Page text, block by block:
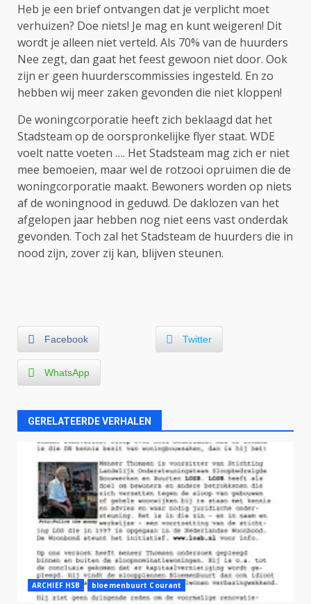
Heb je een brief ontvangen dat je verplicht moet
verhuizen? Doe niets! Je mag en kunt weigeren! Dit
wordt je alleen niet verteld. Als 70% van de huurders
Nee zegt, dan gaat het feest gewoon niet door. Ook
zijn er geen huurderscommissies ingesteld. En zo
hebben wij meer zaken gevonden die niet kloppen!
De woningcorporatie heeft zich beklaagd dat het
Stadsteam op de oorspronkelijke flyer staat. WDE
voelt natte voeten …. Het Stadsteam mag zich er niet
mee bemoeien, maar wel de rotzooi opruimen die de
woningcorporatie maakt. Bewoners worden op niets
af de woningnood in geduwd. De daklozen van het
afgelopen jaar hebben nog niet eens vast onderdak
gevonden. Toch zal het Stadsteam de huurders die in
nood zijn, zover zij kan, blijven steunen.
Facebook Twitter
WhatsApp
GERELATEERDE VERHALEN
ARCHIEF HSB bloemenbuurt Courant